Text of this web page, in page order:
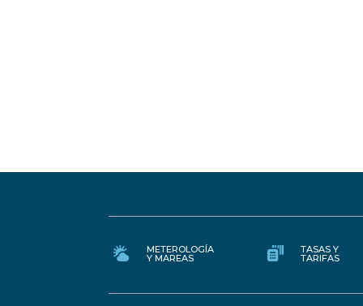
METEROLOGÍA
Y MAREAS
TASAS Y
TARIFAS